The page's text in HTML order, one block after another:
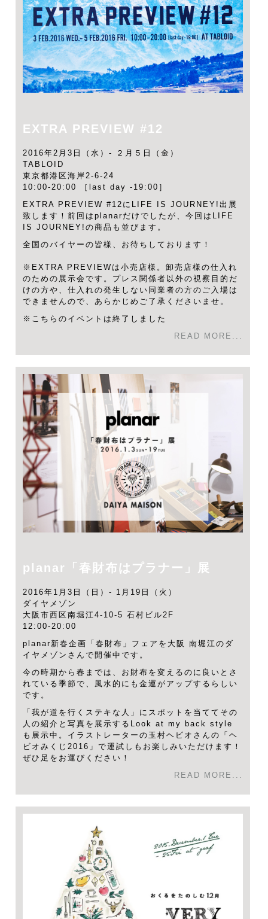
EXTRA PREVIEW #12
2016年2月3日（水）- ２月５日（金）
TABLOID
東京都港区海岸2-6-24
10:00-20:00 ［last day -19:00］
EXTRA PREVIEW #12にLIFE IS JOURNEY!出展
致します！前回はplanarだけでしたが、今回はLIFE
IS JOURNEY!の商品も並びます。
全国のバイヤーの皆様、お待ちしております！
※EXTRA PREVIEWは小売店様。卸売店様の仕入れ
のための展示会です。プレス関係者以外の視察目的だ
けの方や、仕入れの発生しない同業者の方のご入場は
できませんので、あらかじめご了承くださいませ。
※こちらのイベントは終了しました
READ MORE...
planar「春財布はプラナー」展
2016年1月3日（日）- 1月19日（火）
ダイヤメゾン
大阪市西区南堀江4-10-5 石村ビル2F
12:00-20:00
planar新春企画「春財布」フェアを大阪 南堀江のダ
イヤメゾンさんで開催中です。
今の時期から春までは、お財布を変えるのに良いとさ
れている季節で、風水的にも金運がアップするらしい
です。
「我が道を行くステキな人」にスポットを当ててその
人の紹介と写真を展示するLook at my back style
も展示中。イラストレーターの玉村ヘビオさんの「ヘ
ビオみくじ2016」で運試しもお楽しみいただけます！
ぜひ足をお運びください！
READ MORE...